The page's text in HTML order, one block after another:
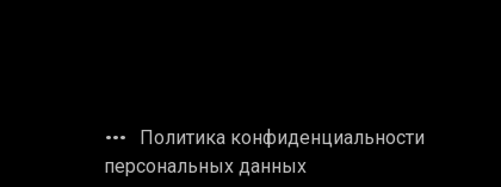
Политика конфиденциальности
персональных данных